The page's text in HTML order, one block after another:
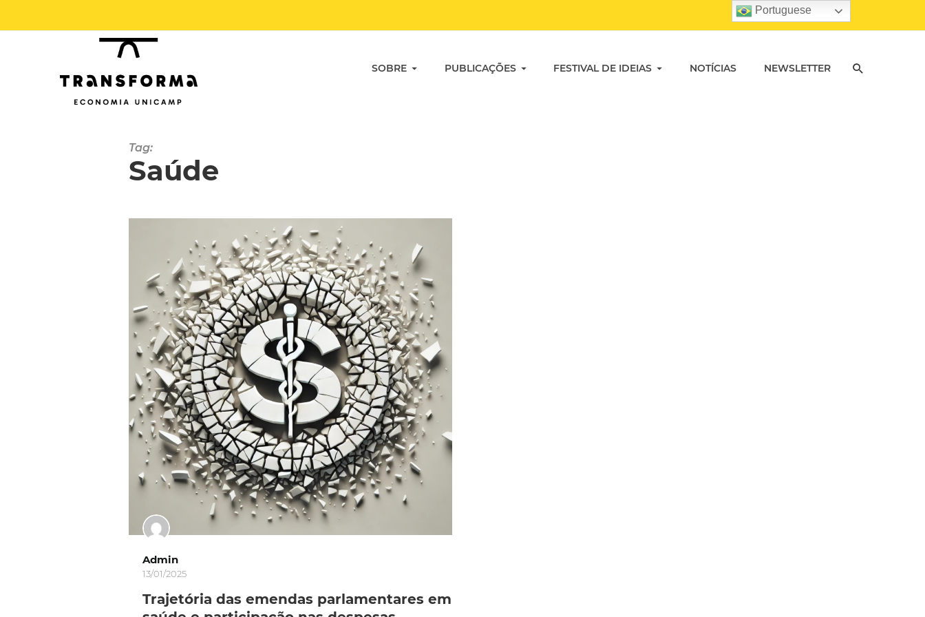
SOBRE PUBLICAÇÕES FESTIVAL DE IDEIAS NOTÍCIAS NEWSLETTER
Tag:
Saúde
Admin
13/01/2025
Trajetória das emendas parlamentares em
Portuguese